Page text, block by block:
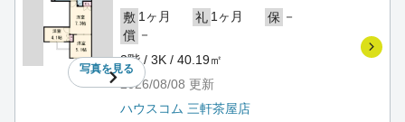
写真を見る
敷 1ヶ月 礼 1ヶ月 保 －
償 －
3階 / 3K / 40.19㎡
2026/08/08 更新
ハウスコム 三軒茶屋店